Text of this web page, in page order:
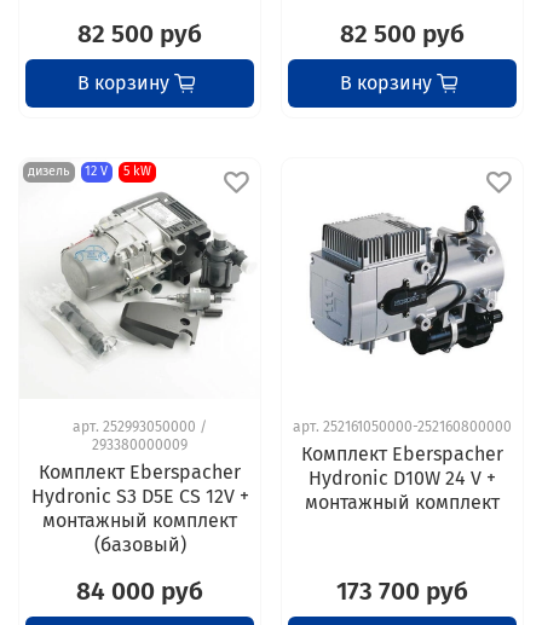
82 500 руб
В корзину
82 500 руб
В корзину
дизель 12 V 5 kW
арт. 252993050000 /
293380000009
Комплект Eberspacher
Hydronic S3 D5E CS 12V +
монтажный комплект
(базовый)
84 000 руб
арт. 252161050000-252160800000
Комплект Eberspacher
Hydronic D10W 24 V +
монтажный комплект
173 700 руб